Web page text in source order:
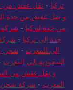
تركيا - نقل عفش من
و نقل عفش من جدة
من جدة لتركيا - شركة
جدة إلى تركيا -
الي المغرب - شحن
السعودية الي المغرب
و نقل عفش من
المغرب - شركة شحن